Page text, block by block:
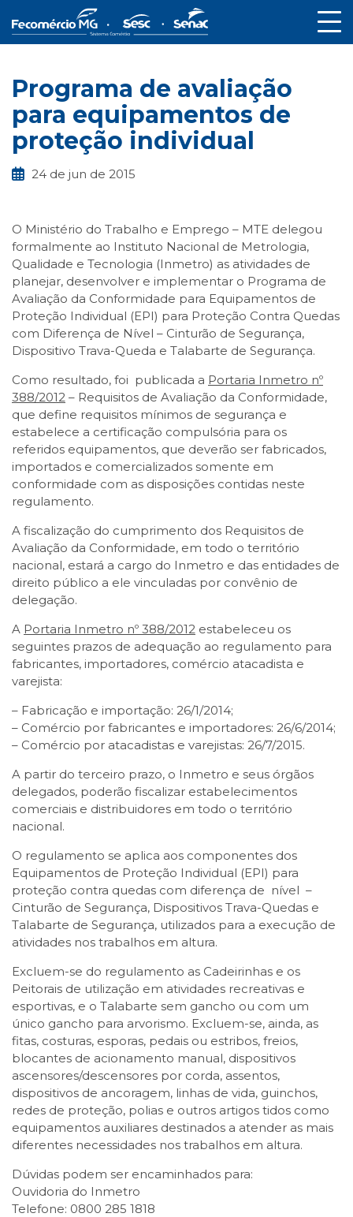
Programa de avaliação
para equipamentos de
proteção individual
24 de jun de 2015
O Ministério do Trabalho e Emprego – MTE delegou
formalmente ao Instituto Nacional de Metrologia,
Qualidade e Tecnologia (Inmetro) as atividades de
planejar, desenvolver e implementar o Programa de
Avaliação da Conformidade para Equipamentos de
Proteção Individual (EPI) para Proteção Contra Quedas
com Diferença de Nível – Cinturão de Segurança,
Dispositivo Trava-Queda e Talabarte de Segurança.
Como resultado, foi publicada a Portaria Inmetro nº
388/2012 – Requisitos de Avaliação da Conformidade,
que define requisitos mínimos de segurança e
estabelece a certificação compulsória para os
referidos equipamentos, que deverão ser fabricados,
importados e comercializados somente em
conformidade com as disposições contidas neste
regulamento.
A fiscalização do cumprimento dos Requisitos de
Avaliação da Conformidade, em todo o território
nacional, estará a cargo do Inmetro e das entidades de
direito público a ele vinculadas por convênio de
delegação.
A Portaria Inmetro nº 388/2012 estabeleceu os
seguintes prazos de adequação ao regulamento para
fabricantes, importadores, comércio atacadista e
varejista:
– Fabricação e importação: 26/1/2014;
– Comércio por fabricantes e importadores: 26/6/2014;
– Comércio por atacadistas e varejistas: 26/7/2015.
A partir do terceiro prazo, o Inmetro e seus órgãos
delegados, poderão fiscalizar estabelecimentos
comerciais e distribuidores em todo o território
nacional.
O regulamento se aplica aos componentes dos
Equipamentos de Proteção Individual (EPI) para
proteção contra quedas com diferença de nível –
Cinturão de Segurança, Dispositivos Trava-Quedas e
Talabarte de Segurança, utilizados para a execução de
atividades nos trabalhos em altura.
Excluem-se do regulamento as Cadeirinhas e os
Peitorais de utilização em atividades recreativas e
esportivas, e o Talabarte sem gancho ou com um
único gancho para arvorismo. Excluem-se, ainda, as
fitas, costuras, esporas, pedais ou estribos, freios,
blocantes de acionamento manual, dispositivos
ascensores/descensores por corda, assentos,
dispositivos de ancoragem, linhas de vida, guinchos,
redes de proteção, polias e outros artigos tidos como
equipamentos auxiliares destinados a atender as mais
diferentes necessidades nos trabalhos em altura.
Dúvidas podem ser encaminhados para:
Ouvidoria do Inmetro
Telefone: 0800 285 1818